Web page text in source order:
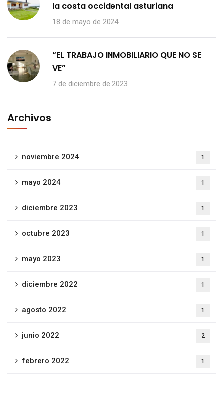
la costa occidental asturiana
18 de mayo de 2024
“EL TRABAJO INMOBILIARIO QUE NO SE
VE”
7 de diciembre de 2023
Archivos
noviembre 2024 1
mayo 2024 1
diciembre 2023 1
octubre 2023 1
mayo 2023 1
diciembre 2022 1
agosto 2022 1
junio 2022 2
febrero 2022 1